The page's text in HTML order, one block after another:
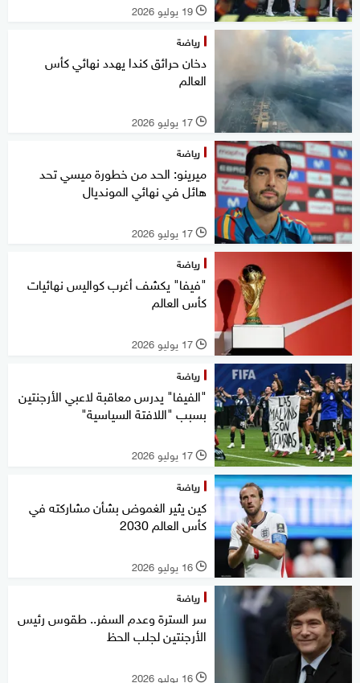
l 19 يوليو 2026
رياضة
دخان حرائق كندا يهدد نهائي كأس
العالم
l 17 يوليو 2026
رياضة
ميرينو: الحد من خطورة ميسي تحد
هائل في نهائي المونديال
l 17 يوليو 2026
رياضة
"فيفا" يكشف أغرب كواليس نهائيات
كأس العالم
l 17 يوليو 2026
رياضة
"الفيفا" يدرس معاقبة لاعبي الأرجنتين
بسبب "اللافتة السياسية"
l 17 يوليو 2026
رياضة
كين يثير الغموض بشأن مشاركته في
كأس العالم 2030
l 16 يوليو 2026
رياضة
سر السترة وعدم السفر.. طقوس رئيس
الأرجنتين لجلب الحظ
l 16 يوليو 2026